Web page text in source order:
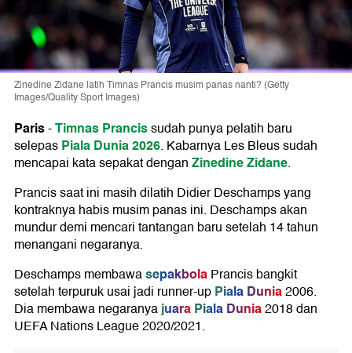
Zinedine Zidane latih Timnas Prancis musim panas nanti? (Getty
Images/Quality Sport Images)
Paris-Timnas Prancissudah punya pelatih baru
selepasPiala Dunia 2026. Kabarnya Les Bleus sudah
mencapai kata sepakat denganZinedine Zidane.
Prancis saat ini masih dilatih Didier Deschamps yang
kontraknya habis musim panas ini. Deschamps akan
mundur demi mencari tantangan baru setelah 14 tahun
menangani negaranya.
Deschamps membawasepakbolaPrancis bangkit
setelah terpuruk usai jadi runner-upPiala Dunia2006.
Dia membawa negaranyajuaraPiala Dunia2018 dan
UEFA Nations League 2020/2021.